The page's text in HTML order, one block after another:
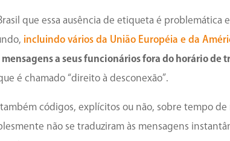
que essa ausência de etiqueta é
incluindo vários da União Européia e da
a seus funcionários fora do horário de
é chamado “direito à desconexão”.
códigos, explícitos ou não, sobre tempo
não se traduziram às mensagens